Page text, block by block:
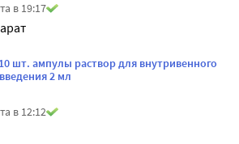
в 19:17
шт. ампулы раствор для внутривенного
2 мл
в 12:12